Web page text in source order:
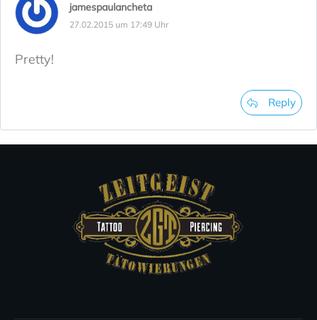
jamespaulancheta
27.02.2015 um 17:49 Uhr
Pretty!
Reply